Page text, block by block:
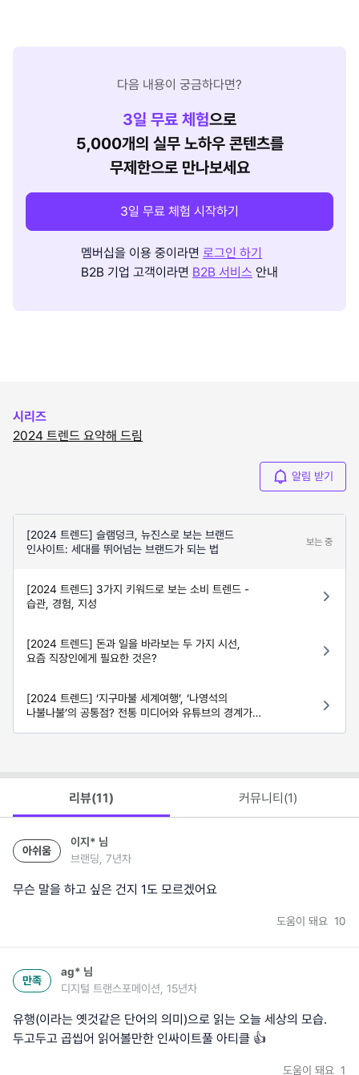
다음 내용이 궁금하다면?
3일 무료 체험으로
5,000개의 실무 노하우 콘텐츠를
무제한으로 만나보세요
3일 무료 체험 시작하기
멤버십을 이용 중이라면 로그인 하기
B2B 기업 고객이라면 B2B 서비스 안내
시리즈
2024 트렌드 요약해 드림
알림 받기
[2024 트렌드] 슬램덩크, 뉴진스로 보는 브랜드
인사이트: 세대를 뛰어넘는 브랜드가 되는 법
보는 중
[2024 트렌드] 3가지 키워드로 보는 소비 트렌드 -
습관, 경험, 지성
[2024 트렌드] 돈과 일을 바라보는 두 가지 시선,
요즘 직장인에게 필요한 것은?
[2024 트렌드] ‘지구마불 세계여행’, ‘나영석의
나불나불’의 공통점? 전통 미디어와 유튜브의 경계가
리뷰(11) 커뮤니티(1)
아쉬움
이지* 님
브랜딩, 7년차
무슨 말을 하고 싶은 건지 1도 모르겠어요
도움이 돼요 10
만족
ag* 님
디지털 트랜스포메이션, 15년차
유행(이라는 옛것같은 단어의 의미)으로 읽는 오늘 세상의 모습.
두고두고 곱씹어 읽어볼만한 인싸이트풀 아티클 👍
도움이 돼요 1